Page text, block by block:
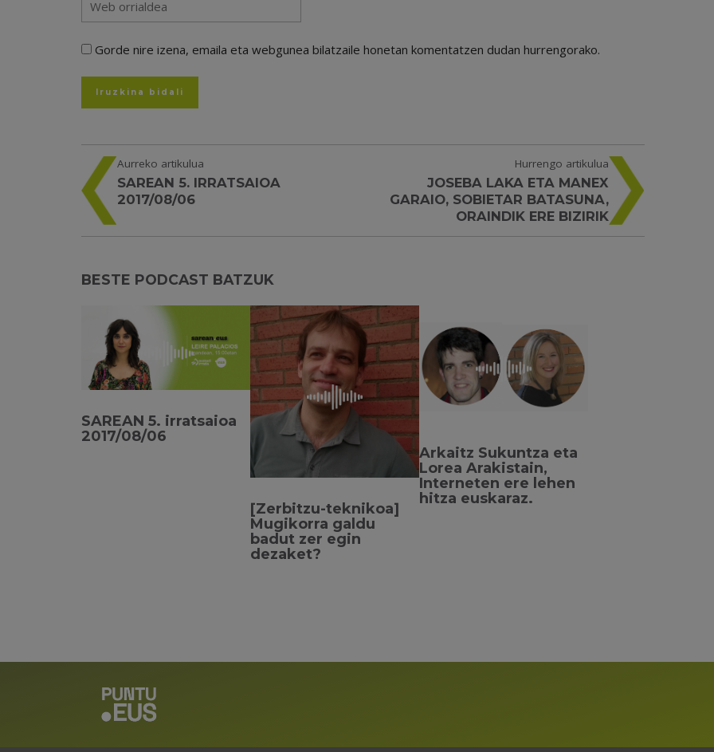
Gorde nire izena, emaila eta webgunea bilatzaile honetan komentatzen dudan hurrengorako.
Aurreko artikulua
SAREAN 5. IRRATSAIOA
2017/08/06
Hurrengo artikulua
JOSEBA LAKA ETA MANEX
GARAIO, SOBIETAR BATASUNA,
ORAINDIK ERE BIZIRIK
BESTE PODCAST BATZUK
SAREAN 5. irratsaioa
2017/08/06
[Zerbitzu-teknikoa]
Mugikorra galdu
badut zer egin
dezaket?
Arkaitz Sukuntza eta
Lorea Arakistain,
Interneten ere lehen
hitza euskaraz.